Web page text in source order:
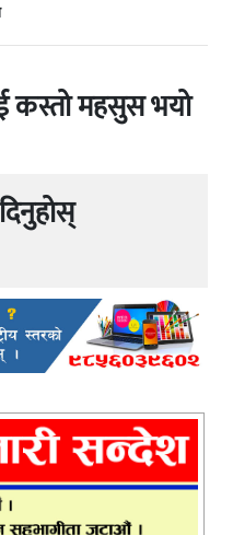
कस्तो महसुस भयो